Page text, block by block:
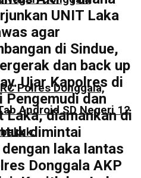
Polres Donggala,
Android SD Negeri 12
UNIT Laka
agar
di Sindue,
dan back up
Ujar Kapolres di
Pengemudi dan
Laka, diamankan di
dimintai
laka lantas
Donggala AKP